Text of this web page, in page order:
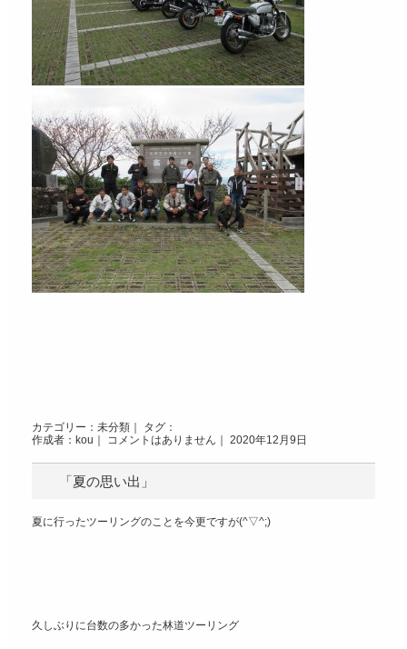
カテゴリー： 未分類 ｜ タグ：
作成者：kou｜ コメントはありません ｜ 2020年12月9日
「夏の思い出」
夏に行ったツーリングのことを今更ですが(^▽^;)
久しぶりに台数の多かった林道ツーリング